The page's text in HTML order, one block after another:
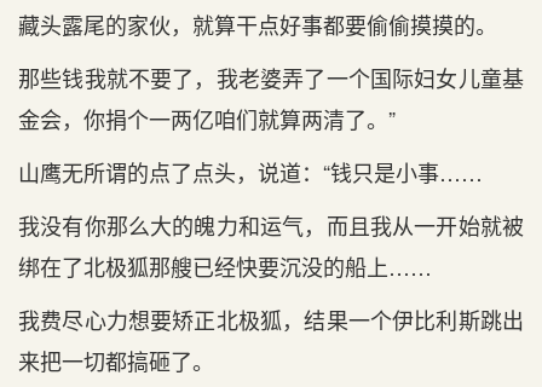
藏头露尾的家伙，就算干点好事都要偷偷摸摸的。
那些钱我就不要了，我老婆弄了一个国际妇女儿童基
金会，你捐个一两亿咱们就算两清了。”
山鹰无所谓的点了点头，说道：“钱只是小事……
我没有你那么大的魄力和运气，而且我从一开始就被
绑在了北极狐那艘已经快要沉没的船上……
我费尽心力想要矫正北极狐，结果一个伊比利斯跳出
来把一切都搞砸了。